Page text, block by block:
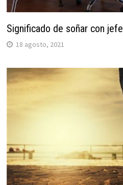
Significado de soñar con jefe
18 agosto, 2021